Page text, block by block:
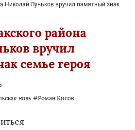
Николай Луньков вручил памятный знак
района
вручил
семье героя
новь #Роман Кисов